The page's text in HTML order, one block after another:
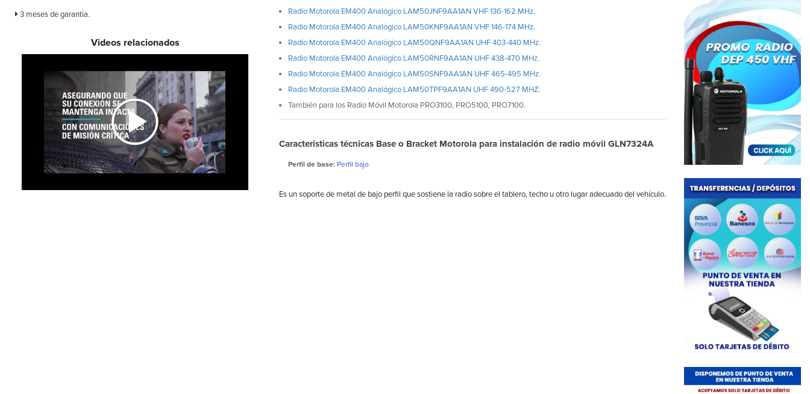
3 meses de garantía.
Videos relacionados
Radio Motorola EM400 Analógico LAM50JNF9AA1AN VHF 136-162 MHz.
Radio Motorola EM400 Analógico LAM50KNF9AA1AN VHF 146-174 MHz.
Radio Motorola EM400 Analógico LAM50QNF9AA1AN UHF 403-440 MHz.
Radio Motorola EM400 Analógico LAM50RNF9AA1AN UHF 438-470 MHz.
Radio Motorola EM400 Analógico LAM50SNF9AA1AN UHF 465-495 MHz.
Radio Motorola EM400 Analógico LAM50TPF9AA1AN UHF 490-527 MHZ.
También para los Radio Móvil Motorola PRO3100, PRO5100, PRO7100.
Caracteristicas técnicas Base o Bracket Motorola para instalación de radio móvil GLN7324A
Perfil de base: Perfil bajo
Es un soporte de metal de bajo perfil que sostiene la radio sobre el tablero, techo u otro lugar adecuado del vehículo.